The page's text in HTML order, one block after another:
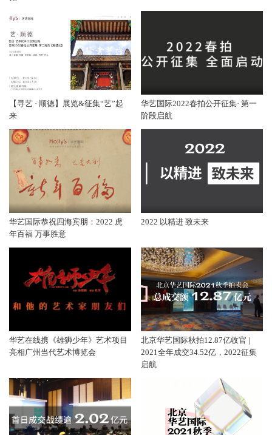
【寻艺 · 顺德】展览&征集“艺”起
来
华艺国际2022春拍公开征集· 第一
阶段启航
华艺国际恭祝四海宾朋：2022 虎
年百福 万事胜意
2022 以精进 致未来
华艺在线携《雄狮少年》艺术项目
亮相广州当代艺术博览会
北京华艺国际秋拍12.87亿收官 |
2021全年成交34.52亿，2022征集
启航